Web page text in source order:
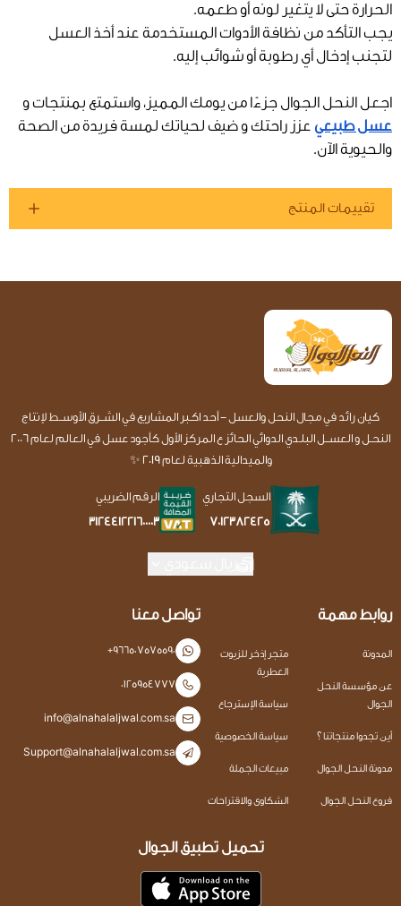
الحرارة حتى لا يتغير لونه أو طعمه.
يجب التأكد من نظافة الأدوات المستخدمة عند أخذ العسل
لتجنب إدخال أي رطوبة أو شوائب إليه.
اجعل النحل الجوال جزءًا من يومك المميز، واستمتع بمنتجات و
عسل طبيعي عزز راحتك و ضيف لحياتك لمسة فريدة من الصحة
والحيوية الآن.
تقييمات المنتج
كيان رائد في مجال النحل والعسل - أحد اكـبر المشاريع في الشــرق الأوســط لإنتاج
النحـل و العســل البلـدي الدوائي الحائز ع المركز الأول كأجود عسل في العالم لعام 2006
والميدالية الذهبية لعام 2019 ✨
السجل التجاري
7012382425
الرقم الضريبي
312441221600003
روابط مهمة
المدونة
عن مؤسسة النحل
الجوال
أين تجدوا منتجاتنا ؟
مدونة النحل الجوال
فروع النحل الجوال
متجر إذخر للزيوت
العطرية
سياسة الإسترجاع
سياسة الخصوصية
مبيعات الجملة
الشكاوى والاقتراحات
تواصل معنا
+966507575590
0125954777
info@alnahalaljwal.com.sa
Support@alnahalaljwal.com.sa
تحميل تطبيق الجوال